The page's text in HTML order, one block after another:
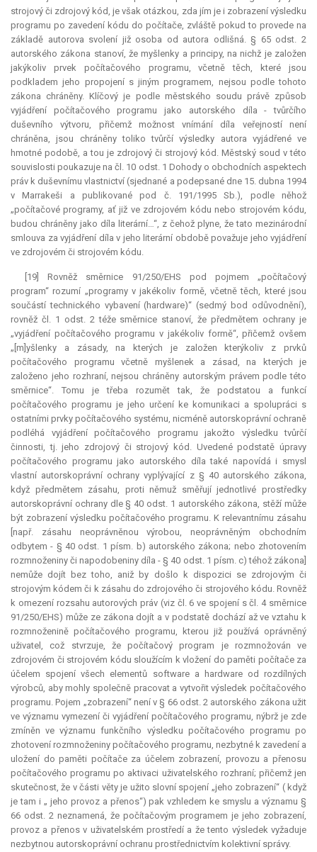
strojový či zdrojový kód, je však otázkou, zda jím je i zobrazení výsledku
programu po zavedení kódu do počítače, zvláště pokud to provede na
základě autorova svolení již osoba od autora odlišná. § 65 odst. 2
autorského zákona stanoví, že myšlenky a principy, na nichž je založen
jakýkoliv prvek počítačového programu, včetně těch, které jsou
podkladem jeho propojení s jiným programem, nejsou podle tohoto
zákona chráněny. Klíčový je podle městského soudu právě způsob
vyjádření počítačového programu jako autorského díla - tvůrčího
duševního výtvoru, přičemž možnost vnímání díla veřejností není
chráněna, jsou chráněny toliko tvůrčí výsledky autora vyjádřené ve
hmotné podobě, a tou je zdrojový či strojový kód. Městský soud v této
souvislosti poukazuje na čl. 10 odst. 1 Dohody o obchodních aspektech
práv k duševnímu vlastnictví (sjednané a podepsané dne 15. dubna 1994
v Marrakeši a publikované pod č. 191/1995 Sb.), podle něhož
„počítačové programy, ať již ve zdrojovém kódu nebo strojovém kódu,
budou chráněny jako díla literární…“, z čehož plyne, že tato mezinárodní
smlouva za vyjádření díla v jeho literární obdobě považuje jeho vyjádření
ve zdrojovém či strojovém kódu.
[19] Rovněž směrnice 91/250/EHS pod pojmem „počítačový
program“ rozumí „programy v jakékoliv formě, včetně těch, které jsou
součástí technického vybavení (hardware)“ (sedmý bod odůvodnění),
rovněž čl. 1 odst. 2 téže směrnice stanoví, že předmětem ochrany je
„vyjádření počítačového programu v jakékoliv formě“, přičemž ovšem
„[m]yšlenky a zásady, na kterých je založen kterýkoliv z prvků
počítačového programu včetně myšlenek a zásad, na kterých je
založeno jeho rozhraní, nejsou chráněny autorským právem podle této
směrnice“. Tomu je třeba rozumět tak, že podstatou a funkcí
počítačového programu je jeho určení ke komunikaci a spolupráci s
ostatními prvky počítačového systému, nicméně autorskoprávní ochraně
podléhá vyjádření počítačového programu jakožto výsledku tvůrčí
činnosti, tj. jeho zdrojový či strojový kód. Uvedené podstatě úpravy
počítačového programu jako autorského díla také napovídá i smysl
vlastní autorskoprávní ochrany vyplývající z § 40 autorského zákona,
když předmětem zásahu, proti němuž směřují jednotlivé prostředky
autorskoprávní ochrany dle § 40 odst. 1 autorského zákona, stěží může
být zobrazení výsledku počítačového programu. K relevantnímu zásahu
[např. zásahu neoprávněnou výrobou, neoprávněným obchodním
odbytem - § 40 odst. 1 písm. b) autorského zákona; nebo zhotovením
rozmnoženiny či napodobeniny díla - § 40 odst. 1 písm. c) téhož zákona]
nemůže dojít bez toho, aniž by došlo k dispozici se zdrojovým či
strojovým kódem či k zásahu do zdrojového či strojového kódu. Rovněž
k omezení rozsahu autorových práv (viz čl. 6 ve spojení s čl. 4 směrnice
91/250/EHS) může ze zákona dojít a v podstatě dochází až ve vztahu k
rozmnoženině počítačového programu, kterou již používá oprávněný
uživatel, což stvrzuje, že počítačový program je rozmnožován ve
zdrojovém či strojovém kódu sloužícím k vložení do paměti počítače za
účelem spojení všech elementů software a hardware od rozdílných
výrobců, aby mohly společně pracovat a vytvořit výsledek počítačového
programu. Pojem „zobrazení“ není v § 66 odst. 2 autorského zákona užit
ve významu vymezení či vyjádření počítačového programu, nýbrž je zde
zmíněn ve významu funkčního výsledku počítačového programu po
zhotovení rozmnoženiny počítačového programu, nezbytné k zavedení a
uložení do paměti počítače za účelem zobrazení, provozu a přenosu
počítačového programu po aktivaci uživatelského rozhraní; přičemž jen
skutečnost, že v části věty je užito slovní spojení „jeho zobrazení“ ( když
je tam i „ jeho provoz a přenos“) pak vzhledem ke smyslu a významu §
66 odst. 2 neznamená, že počítačovým programem je jeho zobrazení‚
provoz a přenos v uživatelském prostředí a že tento výsledek vyžaduje
nezbytnou autorskoprávní ochranu prostřednictvím kolektivní správy.